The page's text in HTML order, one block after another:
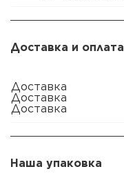
Доставка и оплата
Доставка
Доставка
Доставка
Наша упаковка